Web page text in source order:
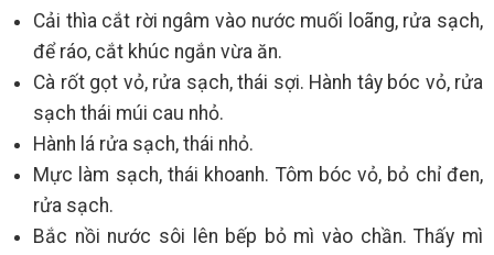
Cải thìa cắt rời ngâm vào nước muối loãng, rửa sạch,
để ráo, cắt khúc ngắn vừa ăn.
Cà rốt gọt vỏ, rửa sạch, thái sợi. Hành tây bóc vỏ, rửa
sạch thái múi cau nhỏ.
Hành lá rửa sạch, thái nhỏ.
Mực làm sạch, thái khoanh. Tôm bóc vỏ, bỏ chỉ đen,
rửa sạch.
Bắc nồi nước sôi lên bếp bỏ mì vào chần. Thấy mì